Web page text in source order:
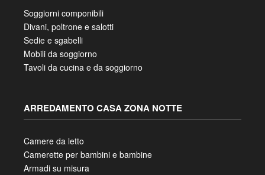
Soggiorni componibili
Divani, poltrone e salotti
Sedie e sgabelli
Mobili da soggiorno
Tavoli da cucina e da soggiorno
ARREDAMENTO CASA ZONA NOTTE
Camere da letto
Camerette per bambini e bambine
Armadi su misura